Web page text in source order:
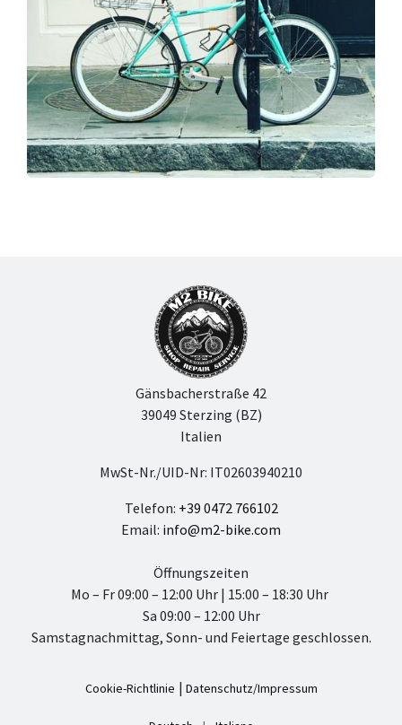
Gänsbacherstraße 42
39049 Sterzing (BZ)
Italien
MwSt-Nr./UID-Nr: IT02603940210
Telefon: +39 0472 766102
Email: info@m2-bike.com
Öffnungszeiten
Mo – Fr 09:00 – 12:00 Uhr | 15:00 – 18:30 Uhr
Sa 09:00 – 12:00 Uhr
Samstagnachmittag, Sonn- und Feiertage geschlossen.
Cookie-Richtlinie | Datenschutz/Impressum